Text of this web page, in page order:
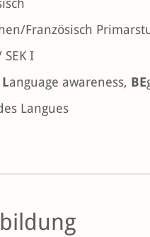
Französisch
I
Language awareness, BE
Langues